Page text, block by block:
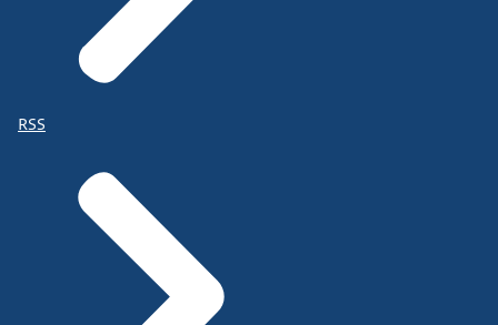
RSS